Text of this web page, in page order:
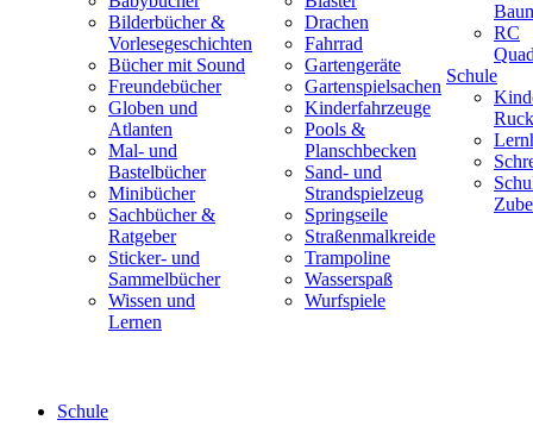
Bilderbücher &
Vorlesegeschichten
Bücher mit Sound
Freundebücher
Globen und
Atlanten
Mal- und
Bastelbücher
Minibücher
Sachbücher &
Ratgeber
Sticker- und
Sammelbücher
Wissen und
Lernen
Drachen
Fahrrad
Gartengeräte
Gartenspielsachen
Kinderfahrzeuge
Pools &
Planschbecken
Sand- und
Strandspielzeug
Springseile
Straßenmalkreide
Trampoline
Wasserspaß
Wurfspiele
RC
Schule
Schule